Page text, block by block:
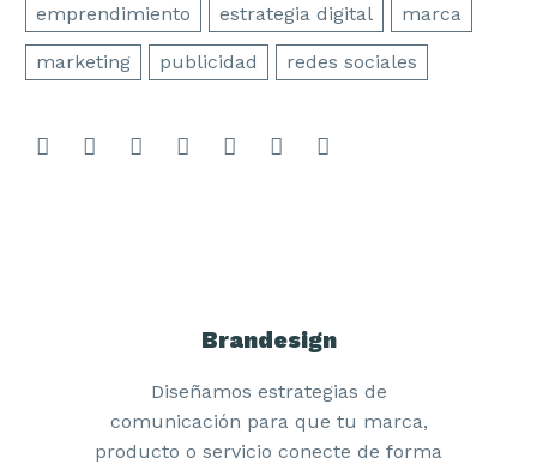
emprendimiento estrategia digital marca
marketing publicidad redes sociales
Brandesign
Diseñamos estrategias de
comunicación para que tu marca,
producto o servicio conecte de forma